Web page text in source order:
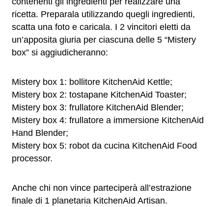
ricetta. Preparala utilizzando quegli ingredienti,
scatta una foto e caricala. I 2 vincitori eletti da
un’apposita giuria per ciascuna delle 5 “Mistery
box” si aggiudicheranno:
Mistery box 1: bollitore KitchenAid Kettle;
Mistery box 2: tostapane KitchenAid Toaster;
Mistery box 3: frullatore KitchenAid Blender;
Mistery box 4: frullatore a immersione KitchenAid
Hand Blender;
Mistery box 5: robot da cucina KitchenAid Food
processor.
Anche chi non vince parteciperà all’estrazione
finale di 1 planetaria KitchenAid Artisan.